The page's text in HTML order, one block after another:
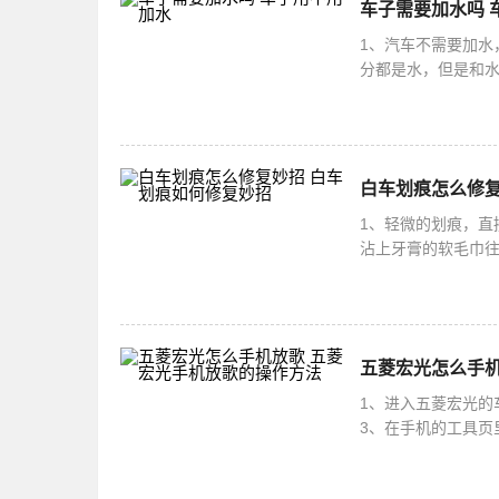
车子需要加水吗
1、汽车不需要加
分都是水，但是和
白车划痕怎么修
1、轻微的划痕，
沾上牙膏的软毛巾
五菱宏光怎么手
1、进入五菱宏光
3、在手机的工具